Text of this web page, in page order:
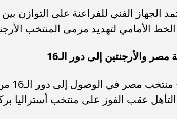
الجهاز الفني للفراعنة على التوازن
الأمامي لتهديد مرمى المنتخب
مصر والأرجنتين إلى دور الـ16
عقب الفوز على منتخب أستراليا